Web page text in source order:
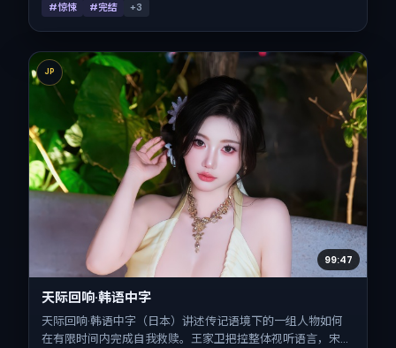
#惊悚 #完结 +3
JP
99:47
天际回响·韩语中字
天际回响·韩语中字（日本）讲述传记语境下的一组人物如何
在有限时间内完成自我救赎。王家卫把控整体视听语言，宋